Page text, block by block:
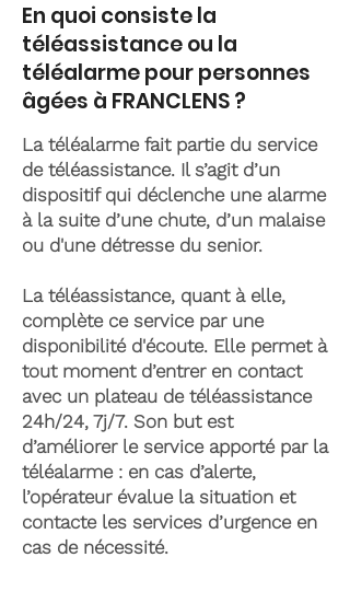
En quoi consiste la
téléassistance ou la
téléalarme pour personnes
âgées à FRANCLENS ?
La téléalarme fait partie du service
de téléassistance. Il s’agit d’un
dispositif qui déclenche une alarme
à la suite d’une chute, d’un malaise
ou d'une détresse du senior.
La téléassistance, quant à elle,
complète ce service par une
disponibilité d'écoute. Elle permet à
tout moment d’entrer en contact
avec un plateau de téléassistance
24h/24, 7j/7. Son but est
d’améliorer le service apporté par la
téléalarme : en cas d’alerte,
l’opérateur évalue la situation et
contacte les services d’urgence en
cas de nécessité.